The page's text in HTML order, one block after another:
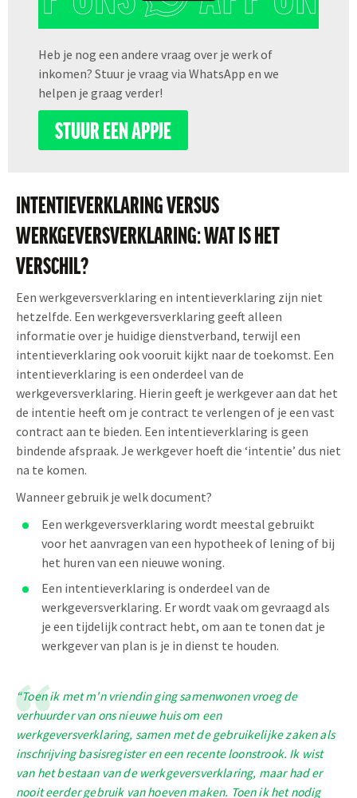
Heb je nog een andere vraag over je werk of
inkomen? Stuur je vraag via WhatsApp en we
helpen je graag verder!
STUUR EEN APPJE
INTENTIEVERKLARING VERSUS
WERKGEVERSVERKLARING: WAT IS HET
VERSCHIL?
Een werkgeversverklaring en intentieverklaring zijn niet
hetzelfde. Een werkgeversverklaring geeft alleen
informatie over je huidige dienstverband, terwijl een
intentieverklaring ook vooruit kijkt naar de toekomst. Een
intentieverklaring is een onderdeel van de
werkgeversverklaring. Hierin geeft je werkgever aan dat het
de intentie heeft om je contract te verlengen of je een vast
contract aan te bieden. Een intentieverklaring is geen
bindende afspraak. Je werkgever hoeft die ‘intentie’ dus niet
na te komen.
Wanneer gebruik je welk document?
Een werkgeversverklaring wordt meestal gebruikt
voor het aanvragen van een hypotheek of lening of bij
het huren van een nieuwe woning.
Een intentieverklaring is onderdeel van de
werkgeversverklaring. Er wordt vaak om gevraagd als
je een tijdelijk contract hebt, om aan te tonen dat je
werkgever van plan is je in dienst te houden.
“Toen ik met m'n vriendin ging samenwonen vroeg de
verhuurder van ons nieuwe huis om een
werkgeversverklaring, samen met de gebruikelijke zaken als
inschrijving basisregister en een recente loonstrook. Ik wist
van het bestaan van de werkgeversverklaring, maar had er
nooit eerder gebruik van hoeven maken. Toen ik het nodig